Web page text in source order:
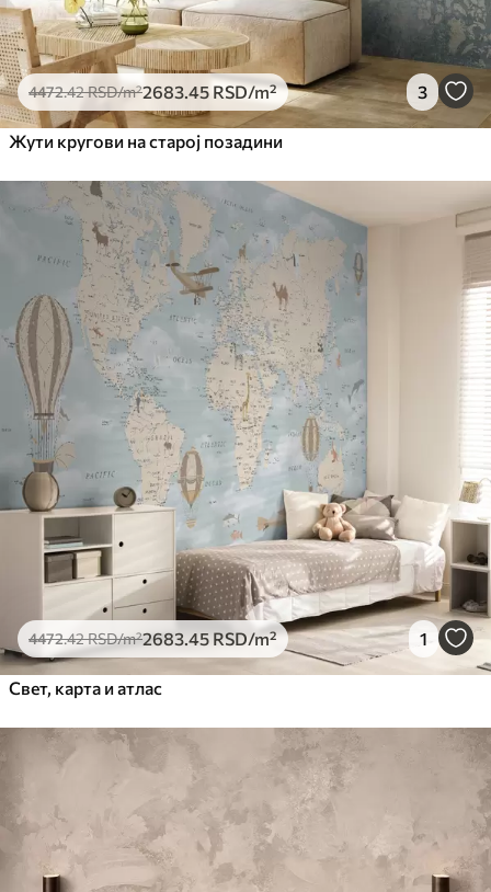
4472.42RSD/m²2683 .45 RSD/m² 3
Жути кругови на старој позадини
4472.42RSD/m²2683 .45 RSD/m² 1
Свет, карта и атлас